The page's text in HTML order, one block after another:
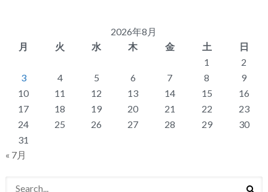
2026年8月
月
火 水 木 金 土
日
1
2
3
4 5 6 7 8
9
10
11 12 13 14 15
16
17
18 19 20 21 22
23
24
25 26 27 28 29
30
31
« 7月